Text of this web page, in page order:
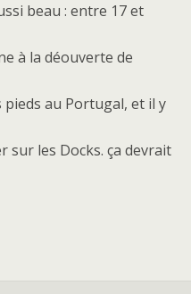
beau : entre 17 et
à la déouverte de
au Portugal, et il y
sur les Docks. ça devrait